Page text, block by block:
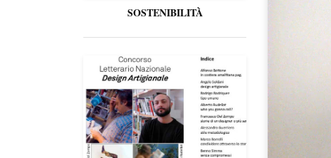
SOSTENIBILITÀ